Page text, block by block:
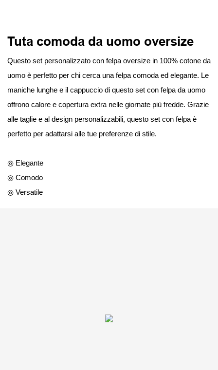
Tuta comoda da uomo oversize
Questo set personalizzato con felpa oversize in 100% cotone da
uomo è perfetto per chi cerca una felpa comoda ed elegante. Le
maniche lunghe e il cappuccio di questo set con felpa da uomo
offrono calore e copertura extra nelle giornate più fredde. Grazie
alle taglie e al design personalizzabili, questo set con felpa è
perfetto per adattarsi alle tue preferenze di stile.
◎ Elegante
◎ Comodo
◎ Versatile